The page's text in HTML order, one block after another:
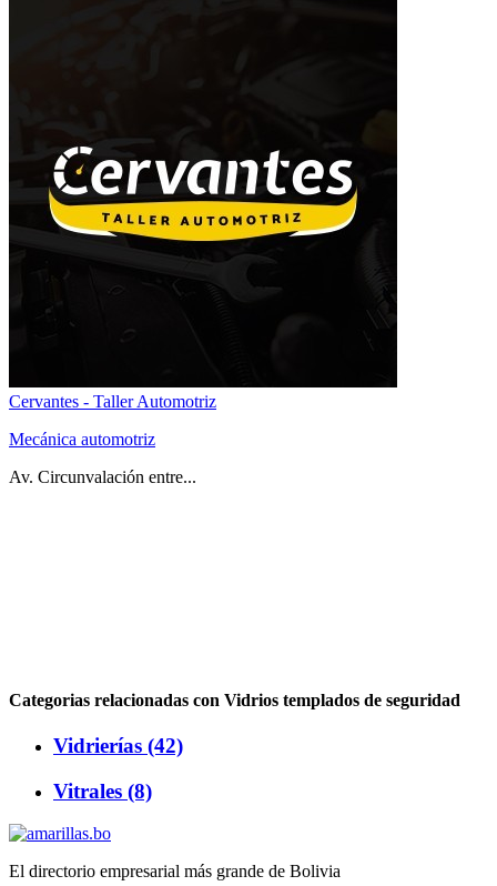
Cervantes - Taller Automotriz
Mecánica automotriz
Av. Circunvalación entre...
Categorias relacionadas con Vidrios templados de seguridad
Vidrierías (42)
Vitrales (8)
El directorio empresarial más grande de Bolivia